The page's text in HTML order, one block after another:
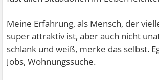
Meine Erfahrung, als Mensch, der
super attraktiv ist, aber auch nicht
schlank und weiß, merke das selbst.
Jobs, Wohnungssuche.